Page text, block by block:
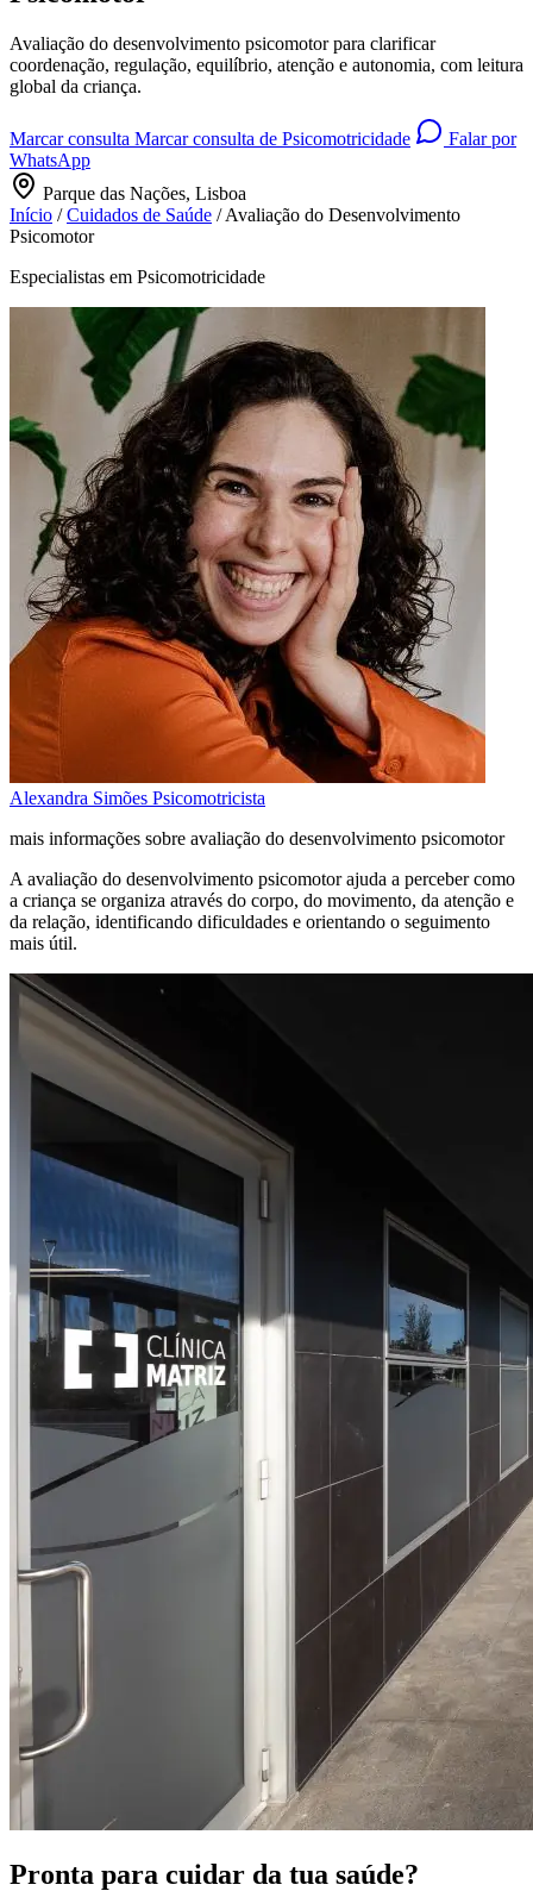
Avaliação do desenvolvimento psicomotor para clarificar
coordenação, regulação, equilíbrio, atenção e autonomia, com leitura
global da criança.
Marcar consulta Marcar consulta de Psicomotricidade
Falar por
WhatsApp
Parque das Nações, Lisboa
Início / Cuidados de Saúde / Avaliação do Desenvolvimento
Psicomotor
Especialistas em Psicomotricidade
Alexandra Simões Psicomotricista
mais informações sobre avaliação do desenvolvimento psicomotor
A avaliação do desenvolvimento psicomotor ajuda a perceber como
a criança se organiza através do corpo, do movimento, da atenção e
da relação, identificando dificuldades e orientando o seguimento
mais útil.
Pronta para cuidar da tua saúde?